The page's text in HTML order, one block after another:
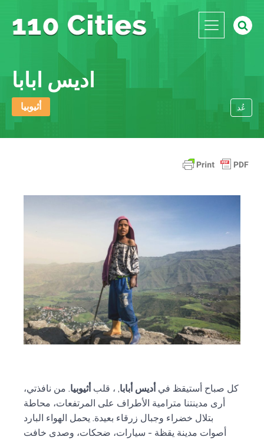
اديس ابابا
أثيوبيا عُد
كل صباح أستيقظ في أديس أبابا, ، قلب أثيوبيا. من نافذتي،
أرى مدينتنا مترامية الأطراف على المرتفعات، محاطة
بتلال خضراء وجبال زرقاء بعيدة. يحمل الهواء البارد
أصوات مدينة يقظة - سيارات، ضحكات، وصدى خافت